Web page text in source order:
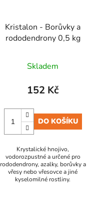
Kristalon - Borůvky a
rododendrony 0,5 kg
Skladem
152 Kč
DO KOŠÍKU
Krystalické hnojivo,
vodorozpustné a určené pro
rododendrony, azalky, borůvky a
vřesy nebo vřesovce a jiné
kyselomilné rostliny.